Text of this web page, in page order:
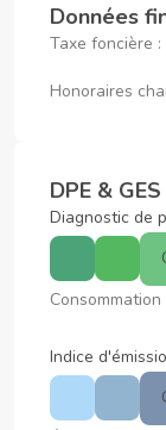
Données
Taxe foncière :
Honoraires
DPE & GES
Diagnostic de
Consommation
Indice